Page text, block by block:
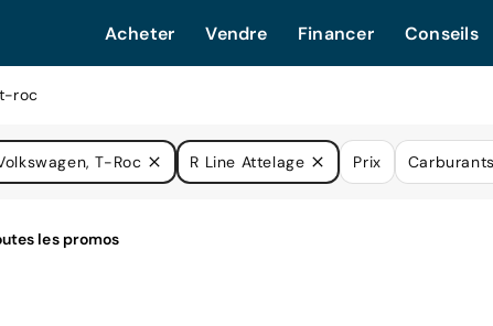
Acheter Vendre Financer Conseils
roc
T-Roc R Line Attelage Prix Carburants